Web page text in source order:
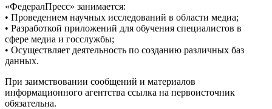
«ФедералПресс» занимается:
• Проведением научных исследований в области медиа;
• Разработкой приложений для обучения специалистов в
сфере медиа и госслужбы;
• Осуществляет деятельность по созданию различных баз
данных.
При заимствовании сообщений и материалов
информационного агентства ссылка на первоисточник
обязательна.